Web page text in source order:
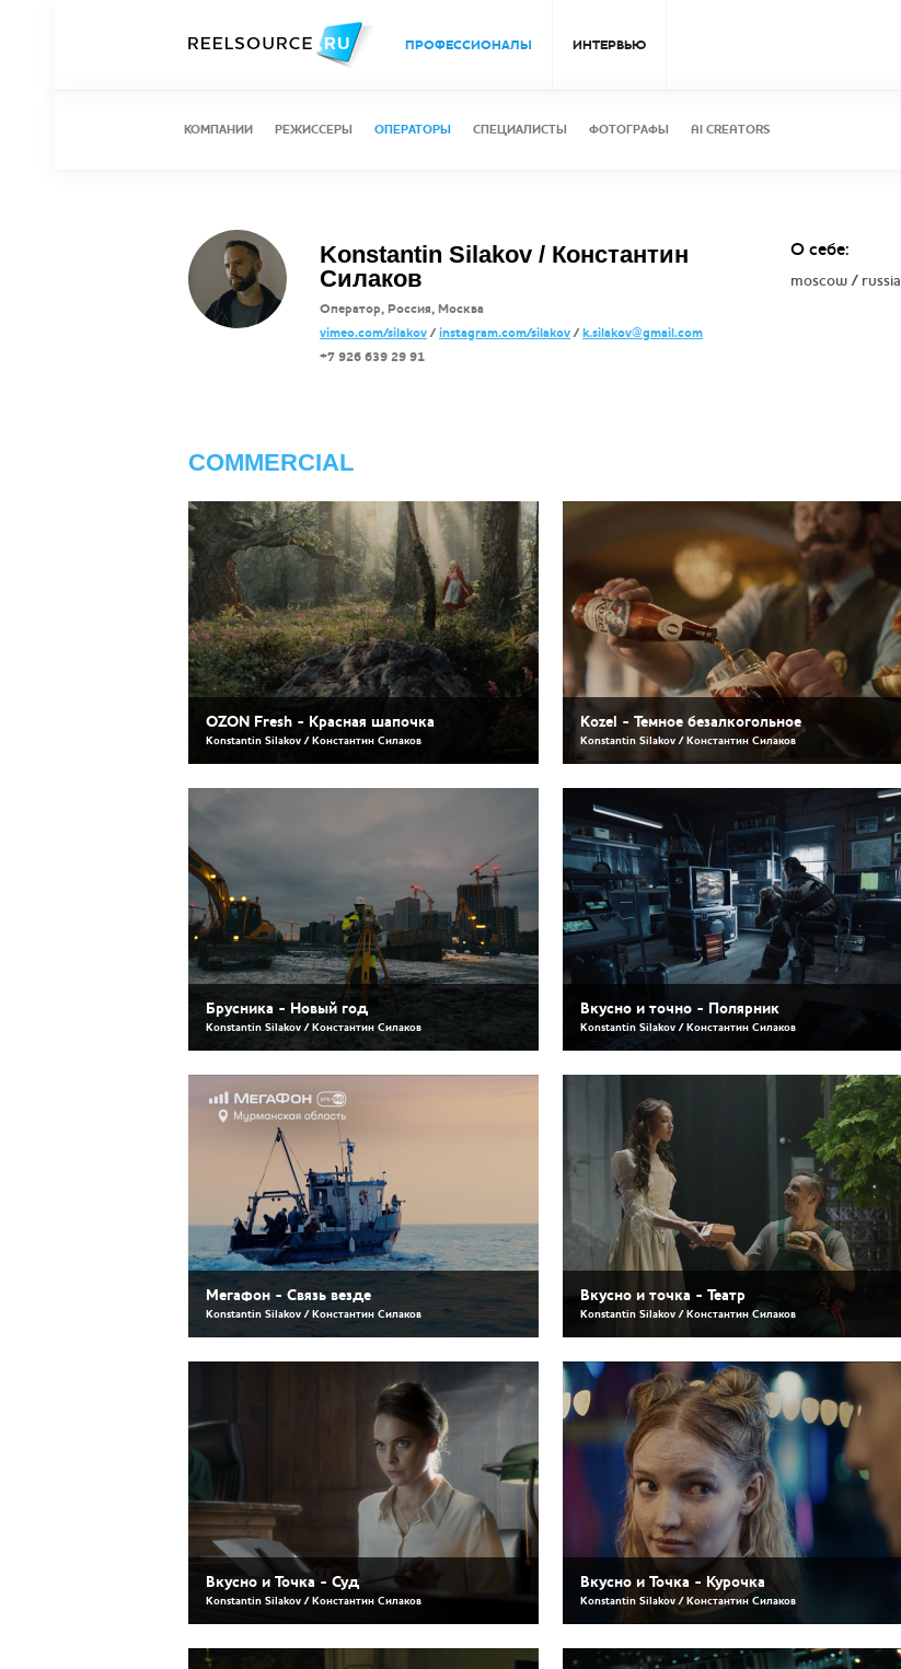
ПРОФЕССИОНАЛЫ ИНТЕРВЬЮ
КОМПАНИИ РЕЖИССЕРЫ ОПЕРАТОРЫ СПЕЦИАЛИСТЫ ФОТОГРАФЫ AI CREATORS
Konstantin Silakov / Константин
Силаков
Оператор, Россия, Москва
vimeo.com/silakov/instagram.com/silakov/k.silakov@gmail.com
+7 926 639 29 91
О себе:
moscow / russia
COMMERCIAL
OZON Fresh - Красная шапочка
Konstantin Silakov / Константин Силаков
Kozel - Темное безалкогольное
Konstantin Silakov / Константин Силаков
Брусника - Новый год
Konstantin Silakov / Константин Силаков
Вкусно и точно - Полярник
Konstantin Silakov / Константин Силаков
Мегафон - Связь везде
Konstantin Silakov / Константин Силаков
Вкусно и точка - Театр
Konstantin Silakov / Константин Силаков
Вкусно и Точка - Суд
Konstantin Silakov / Константин Силаков
Вкусно и Точка - Курочка
Konstantin Silakov / Константин Силаков